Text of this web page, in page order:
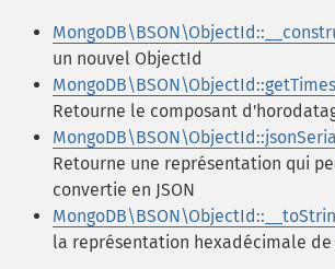
un nouvel ObjectId
Retourne le composant
Retourne une représentation qui
convertie en JSON
la représentation hexadécimale